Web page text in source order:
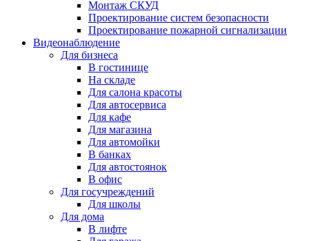
Монтаж СКУД
Проектирование систем безопасности
Проектирование пожарной сигнализации
Видеонаблюдение
Для бизнеса
В гостинице
На складе
Для салона красоты
Для автосервиса
Для кафе
Для магазина
Для автомойки
В банках
Для автостоянок
В офис
Для госучреждений
Для школы
Для дома
В лифте